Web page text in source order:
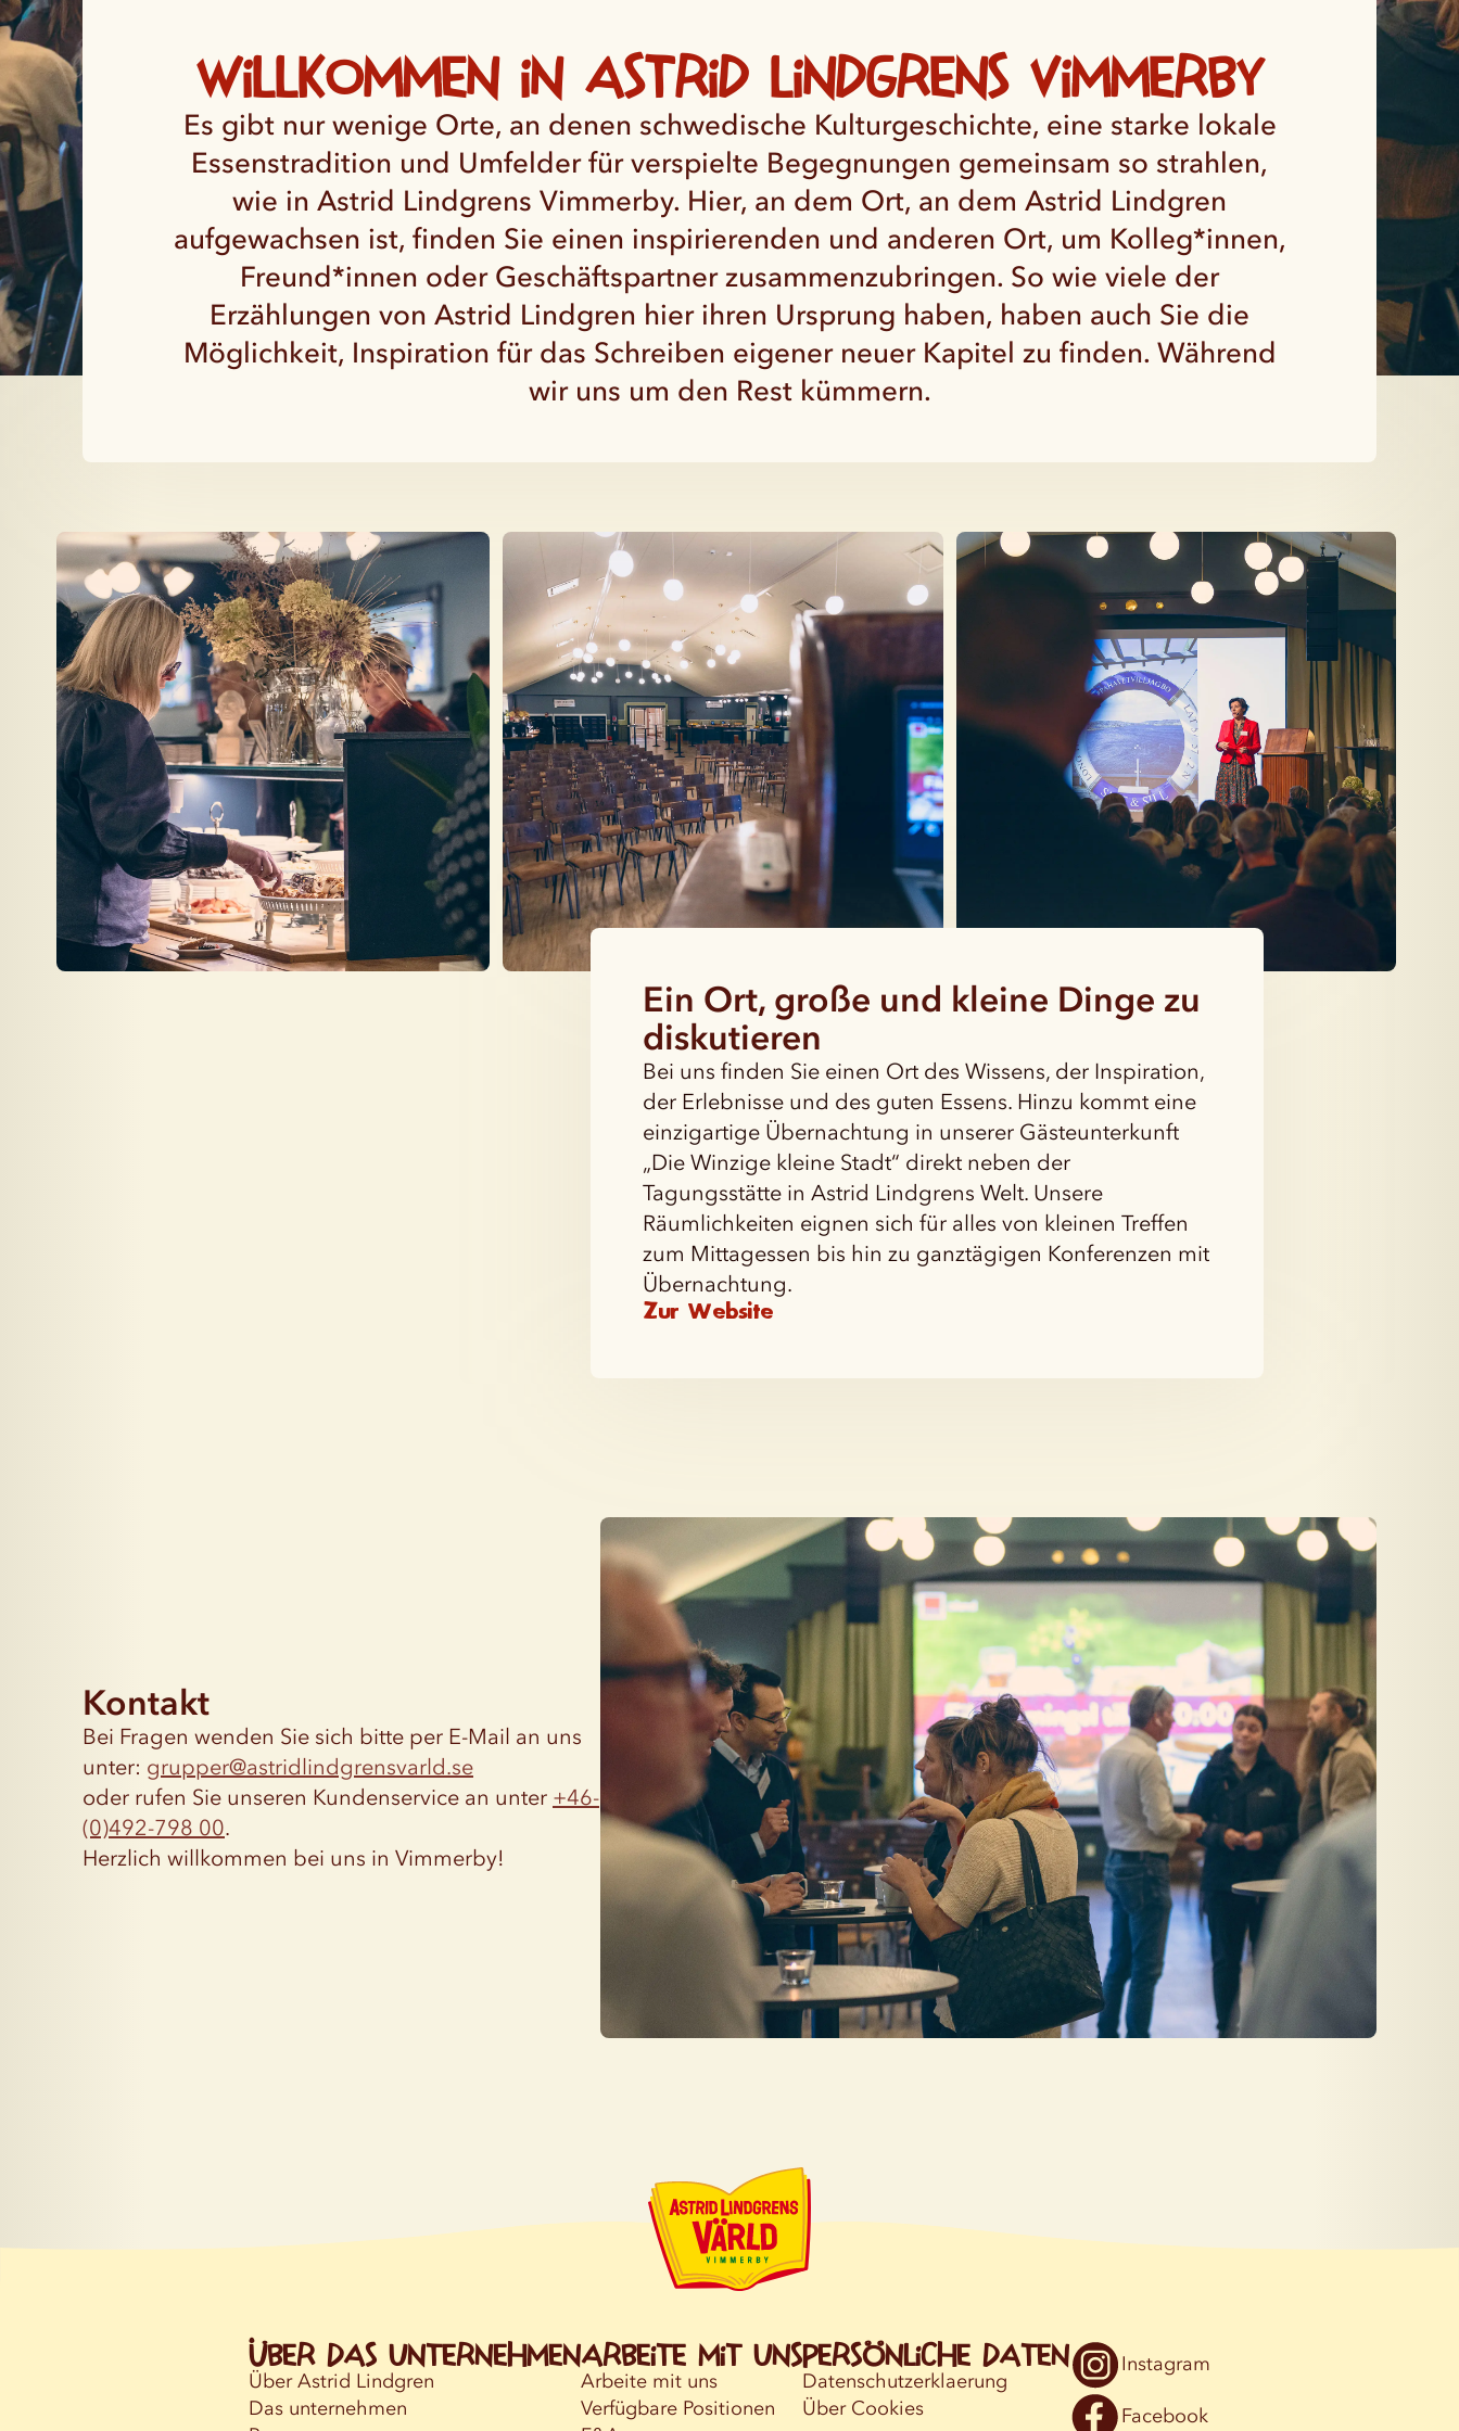
Willkommen in Astrid Lindgrens Vimmerby
Es gibt nur wenige Orte, an denen schwedische Kulturgeschichte, eine starke lokale
Essenstradition und Umfelder für verspielte Begegnungen gemeinsam so strahlen,
wie in Astrid Lindgrens Vimmerby. Hier, an dem Ort, an dem Astrid Lindgren
aufgewachsen ist, finden Sie einen inspirierenden und anderen Ort, um Kolleg*innen,
Freund*innen oder Geschäftspartner zusammenzubringen. So wie viele der
Erzählungen von Astrid Lindgren hier ihren Ursprung haben, haben auch Sie die
Möglichkeit, Inspiration für das Schreiben eigener neuer Kapitel zu finden. Während
wir uns um den Rest kümmern.
Ein Ort, große und kleine Dinge zu
diskutieren
Bei uns finden Sie einen Ort des Wissens, der Inspiration,
der Erlebnisse und des guten Essens. Hinzu kommt eine
einzigartige Übernachtung in unserer Gästeunterkunft
„Die Winzige kleine Stadt“ direkt neben der
Tagungsstätte in Astrid Lindgrens Welt. Unsere
Räumlichkeiten eignen sich für alles von kleinen Treffen
zum Mittagessen bis hin zu ganztägigen Konferenzen mit
Übernachtung.
Zur Website
Kontakt
Bei Fragen wenden Sie sich bitte per E-Mail an uns
unter: grupper@astridlindgrensvarld.se
oder rufen Sie unseren Kundenservice an unter +46-
(0)492-798 00.
Herzlich willkommen bei uns in Vimmerby!
Über das Unternehmen
Über Astrid Lindgren
Das unternehmen
Arbeite mit uns
Arbeite mit uns
Verfügbare Positionen
Persönliche Daten
Datenschutzerklaerung
Über Cookies
Instagram
Facebook